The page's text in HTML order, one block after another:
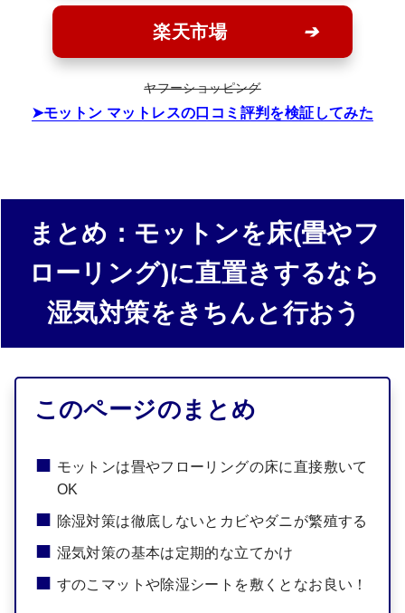
楽天市場
ヤフーショッピング
モットン マットレスの口コミ評判を検証してみた
まとめ：モットンを床(畳やフ
ローリング)に直置きするなら
湿気対策をきちんと行おう
このページのまとめ
モットンは畳やフローリングの床に直接敷いて
OK
除湿対策は徹底しないとカビやダニが繁殖する
湿気対策の基本は定期的な立てかけ
すのこマットや除湿シートを敷くとなお良い！